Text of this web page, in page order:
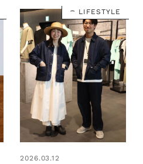
LIFESTYLE
2026.03.12